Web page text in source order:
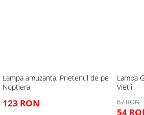
Lampa amuzanta, Prietenul de pe
Noptiera
123 RON
Lampa
Vietii
67 RON
54